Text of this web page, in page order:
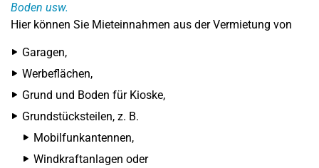
Boden usw.
Hier können Sie Mieteinnahmen aus der Vermietung von
Garagen,
Werbeflächen,
Grund und Boden für Kioske,
Grundstücksteilen, z. B.
Mobilfunkantennen,
Windkraftanlagen oder